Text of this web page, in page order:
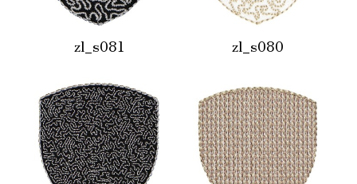
zl_s081 zl_s080